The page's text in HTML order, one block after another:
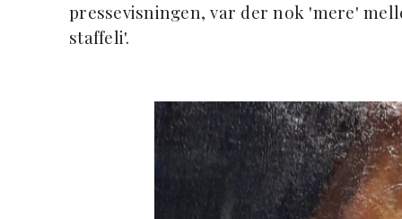
pressevisningen, var der nok 'mere'
staffeli'.